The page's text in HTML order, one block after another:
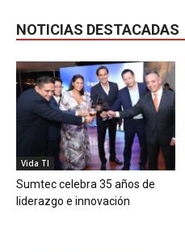
NOTICIAS DESTACADAS
Vida TI
Sumtec celebra 35 años de
liderazgo e innovación